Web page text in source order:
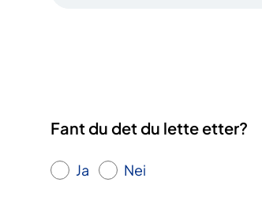
Fant du det du lette etter?
Ja Nei